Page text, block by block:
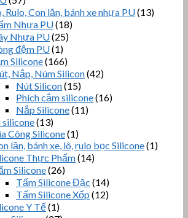
Rulo, Con lăn, bánh xe nhựa PU(13)
Nhựa PU(18)
Nhựa PU(25)
đệm PU(1)
Silicone(166)
Nắp, Núm Silicon(42)
Nút Silicon(15)
Phích cắm silicone(16)
Nắp Silicone(11)
silicone(13)
Công Silicone(1)
lăn, bánh xe, lô, rulo bọc Silicone(1)
Thực Phẩm(14)
Silicone(26)
Tấm Silicone Đặc (14)
Tấm Silicone Xốp (12)
Y Tế(1)